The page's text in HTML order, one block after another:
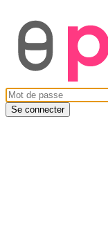
Se connecter